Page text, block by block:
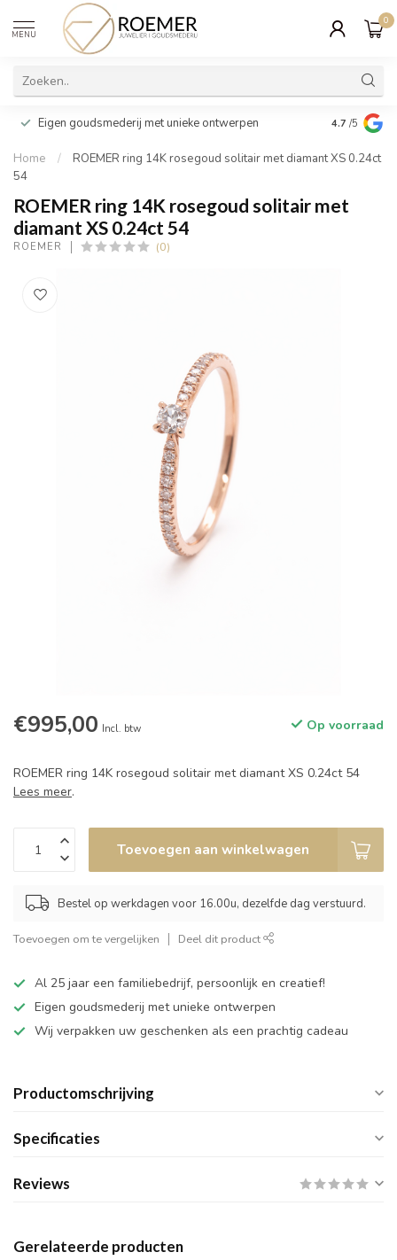
MENU
0
Eigen goudsmederij met unieke ontwerpen Wij
cadeau
4.7 /5
Home /
ROEMER ring 14K rosegoud solitair met diamant XS 0.24ct
54
ROEMER ring 14K rosegoud solitair met
diamant XS 0.24ct 54
ROEMER (0)
€995,00 Incl. btw Op voorraad
ROEMER ring 14K rosegoud solitair met diamant XS 0.24ct 54
Lees meer.
Toevoegen aan winkelwagen
Bestel op werkdagen voor 16.00u, dezelfde dag verstuurd.
Toevoegen om te vergelijken Deel dit product
Al 25 jaar een familiebedrijf, persoonlijk en creatief!
Eigen goudsmederij met unieke ontwerpen
Wij verpakken uw geschenken als een prachtig cadeau
Productomschrijving
Specificaties
Reviews
Gerelateerde producten